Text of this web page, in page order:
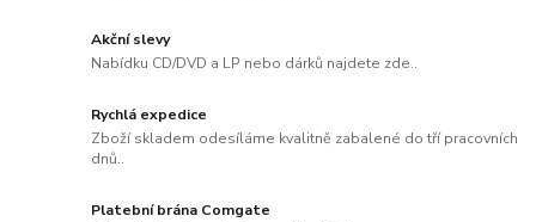
Akční slevy
Nabídku CD/DVD a LP nebo dárků najdete zde..
Rychlá expedice
Zboží skladem odesíláme kvalitně zabalené do tří pracovních
dnů..
Platební brána Comgate